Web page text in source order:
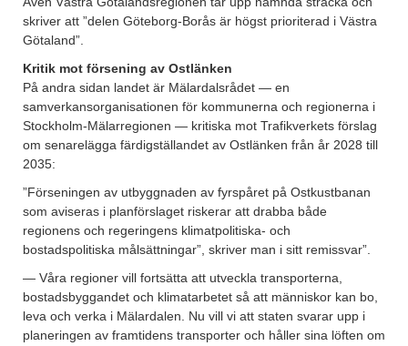
skriver att ”delen Göteborg-Borås är högst prioriterad i Västra
Götaland”.
Kritik mot försening av Ostlänken
På andra sidan landet är Mälardalsrådet — en
samverkansorganisationen för kommunerna och regionerna i
Stockholm-Mälarregionen — kritiska mot Trafikverkets förslag
om senarelägga färdigställandet av Ostlänken från år 2028 till
2035:
”Förseningen av utbyggnaden av fyrspåret på Ostkustbanan
som aviseras i planförslaget riskerar att drabba både
regionens och regeringens klimatpolitiska- och
bostadspolitiska målsättningar”, skriver man i sitt remissvar”.
— Våra regioner vill fortsätta att utveckla transporterna,
bostadsbyggandet och klimatarbetet så att människor kan bo,
leva och verka i Mälardalen. Nu vill vi att staten svarar upp i
planeringen av framtidens transporter och håller sina löften om